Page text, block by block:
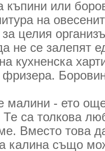
или
на
целия
не се залепят
кухненска
малини - ето
Те са толкова
Вместо това
калина също